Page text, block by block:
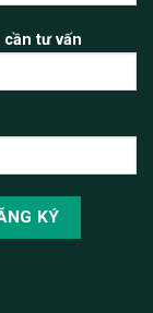
cần tư vấn